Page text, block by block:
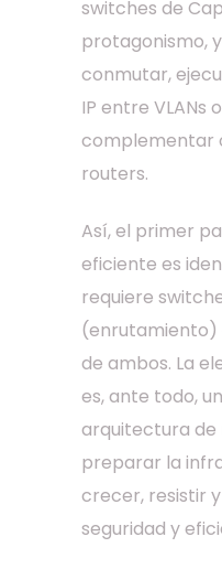
switches de
protagonismo,
conmutar,
IP entre VLANs
complementar
routers.
Así, el primer
eficiente es
requiere
(enrutamiento)
de ambos. La
es, ante todo,
arquitectura de
preparar la
crecer, resistir
seguridad y